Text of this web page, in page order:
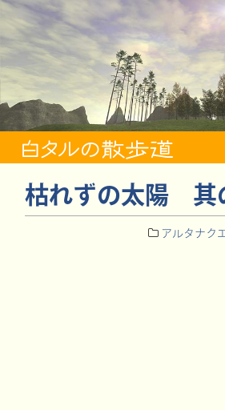
枯れずの太陽 其
アルタナク